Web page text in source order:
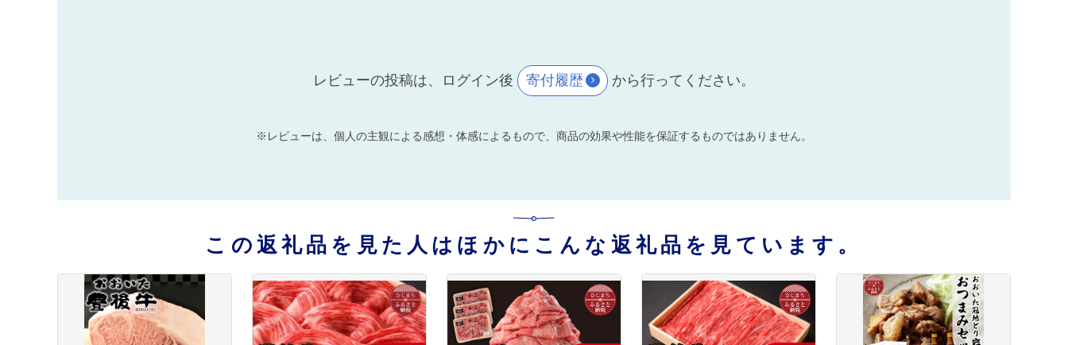
レビューの投稿は、ログイン後 寄付履歴 から行ってください。
※レビューは、個人の主観による感想・体感によるもので、商品の効果や性能を保証するものではありません。
この返礼品を見た人はほかにこんな返礼品を見ています。